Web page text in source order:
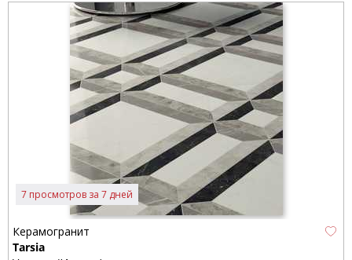
7 просмотров за 7 дней
Керамогранит
Tarsia